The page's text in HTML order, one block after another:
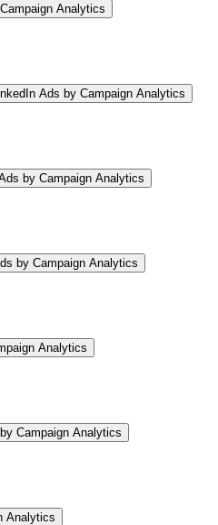
Analytics
Ads by Campaign Analytics
Ads by Campaign Analytics
by Campaign Analytics
Analytics
Campaign Analytics
Analytics